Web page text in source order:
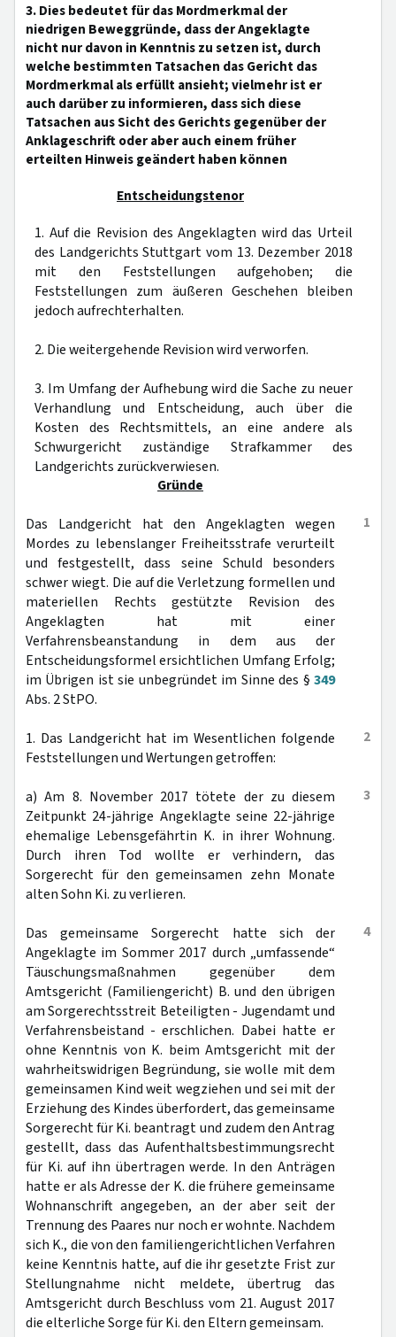
3. Dies bedeutet für das Mordmerkmal der
niedrigen Beweggründe, dass der Angeklagte
nicht nur davon in Kenntnis zu setzen ist, durch
welche bestimmten Tatsachen das Gericht das
Mordmerkmal als erfüllt ansieht; vielmehr ist er
auch darüber zu informieren, dass sich diese
Tatsachen aus Sicht des Gerichts gegenüber der
Anklageschrift oder aber auch einem früher
erteilten Hinweis geändert haben können
Entscheidungstenor
1. Auf die Revision des Angeklagten wird das Urteil
des Landgerichts Stuttgart vom 13. Dezember 2018
mit den Feststellungen aufgehoben; die
Feststellungen zum äußeren Geschehen bleiben
jedoch aufrechterhalten.
2. Die weitergehende Revision wird verworfen.
3. Im Umfang der Aufhebung wird die Sache zu neuer
Verhandlung und Entscheidung, auch über die
Kosten des Rechtsmittels, an eine andere als
Schwurgericht zuständige Strafkammer des
Landgerichts zurückverwiesen.
Gründe
1
Das Landgericht hat den Angeklagten wegen
Mordes zu lebenslanger Freiheitsstrafe verurteilt
und festgestellt, dass seine Schuld besonders
schwer wiegt. Die auf die Verletzung formellen und
materiellen Rechts gestützte Revision des
Angeklagten hat mit einer
Verfahrensbeanstandung in dem aus der
Entscheidungsformel ersichtlichen Umfang Erfolg;
im Übrigen ist sie unbegründet im Sinne des § 349
Abs. 2 StPO.
2
1. Das Landgericht hat im Wesentlichen folgende
Feststellungen und Wertungen getroffen:
3
a) Am 8. November 2017 tötete der zu diesem
Zeitpunkt 24-jährige Angeklagte seine 22-jährige
ehemalige Lebensgefährtin K. in ihrer Wohnung.
Durch ihren Tod wollte er verhindern, das
Sorgerecht für den gemeinsamen zehn Monate
alten Sohn Ki. zu verlieren.
4
Das gemeinsame Sorgerecht hatte sich der
Angeklagte im Sommer 2017 durch „umfassende“
Täuschungsmaßnahmen gegenüber dem
Amtsgericht (Familiengericht) B. und den übrigen
am Sorgerechtsstreit Beteiligten - Jugendamt und
Verfahrensbeistand - erschlichen. Dabei hatte er
ohne Kenntnis von K. beim Amtsgericht mit der
wahrheitswidrigen Begründung, sie wolle mit dem
gemeinsamen Kind weit wegziehen und sei mit der
Erziehung des Kindes überfordert, das gemeinsame
Sorgerecht für Ki. beantragt und zudem den Antrag
gestellt, dass das Aufenthaltsbestimmungsrecht
für Ki. auf ihn übertragen werde. In den Anträgen
hatte er als Adresse der K. die frühere gemeinsame
Wohnanschrift angegeben, an der aber seit der
Trennung des Paares nur noch er wohnte. Nachdem
sich K., die von den familiengerichtlichen Verfahren
keine Kenntnis hatte, auf die ihr gesetzte Frist zur
Stellungnahme nicht meldete, übertrug das
Amtsgericht durch Beschluss vom 21. August 2017
die elterliche Sorge für Ki. den Eltern gemeinsam.